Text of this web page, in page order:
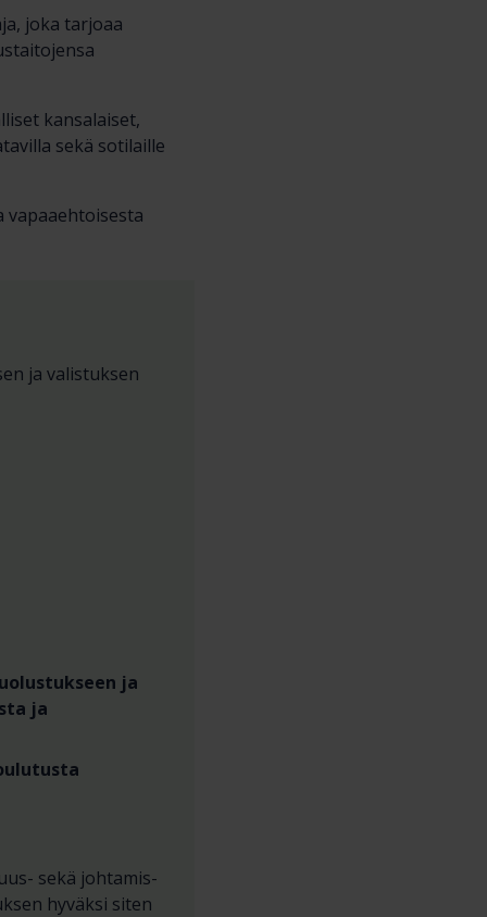
joka tarjoaa
kansalaiset,
sekä sotilaille
vapaaehtoisesta
ja valistuksen
ja
ja
sekä johtamis-
hyväksi siten